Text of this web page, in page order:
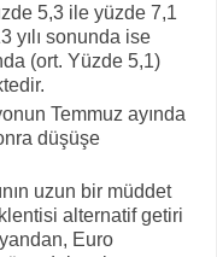
5,3 ile yüzde 7,1
yılı sonunda ise
(ort. Yüzde 5,1)
Temmuz ayında
düşüşe
uzun bir müddet
alternatif getiri
yandan, Euro